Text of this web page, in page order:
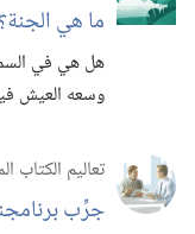
ما هي الجنة؟‏
هل هي في
وسعه العيش
تعاليم الكتاب
جرِّب